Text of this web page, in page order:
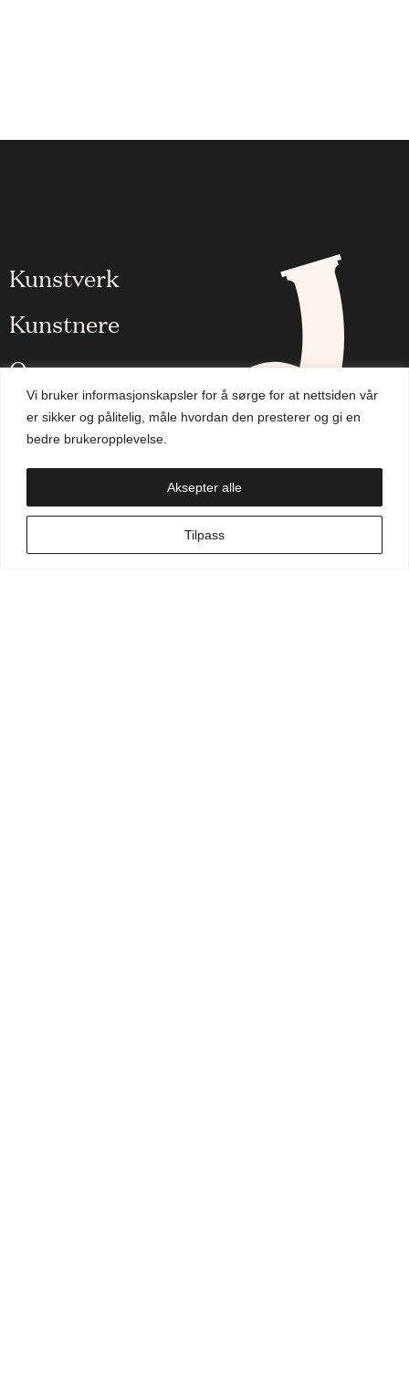
Vi bruker informasjonskapsler for å sørge for at nettsiden vår
er sikker og pålitelig, måle hvordan den presterer og gi en
bedre brukeropplevelse.
Tilpass
Aksepter alle
Kunstverk
Kunstnere
Om oss
Aktuelt
Handlekurv
NO